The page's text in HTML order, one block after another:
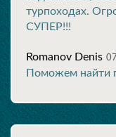
турпоходах.
СУПЕР!!!
Romanov Denis
Поможем найти